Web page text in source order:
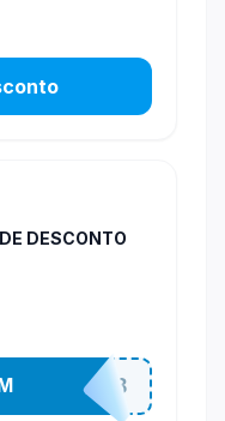
DESCONTO